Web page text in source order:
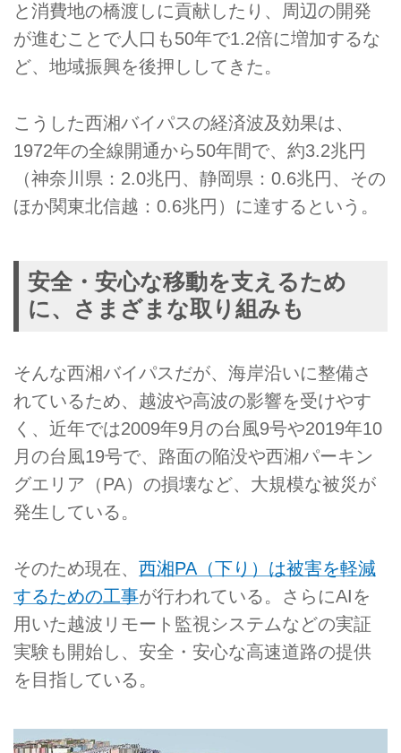
と消費地の橋渡しに貢献したり、周辺の開発
が進むことで人口も50年で1.2倍に増加するな
ど、地域振興を後押ししてきた。
こうした西湘バイパスの経済波及効果は、
1972年の全線開通から50年間で、約3.2兆円
（神奈川県：2.0兆円、静岡県：0.6兆円、その
ほか関東北信越：0.6兆円）に達するという。
安全・安心な移動を支えるため
に、さまざまな取り組みも
そんな西湘バイパスだが、海岸沿いに整備さ
れているため、越波や高波の影響を受けやす
く、近年では2009年9月の台風9号や2019年10
月の台風19号で、路面の陥没や西湘パーキン
グエリア（PA）の損壊など、大規模な被災が
発生している。
そのため現在、 西湘PA（下り）は被害を軽減
するための工事が行われている。さらにAIを
用いた越波リモート監視システムなどの実証
実験も開始し、安全・安心な高速道路の提供
を目指している。